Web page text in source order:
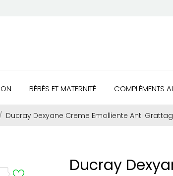
BÉBÉS ET MATERNITÉ COMPLÉMENTS
Ducray Dexyane Creme Emolliente Anti
Ducray